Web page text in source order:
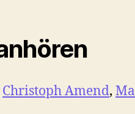
Christoph Amend,